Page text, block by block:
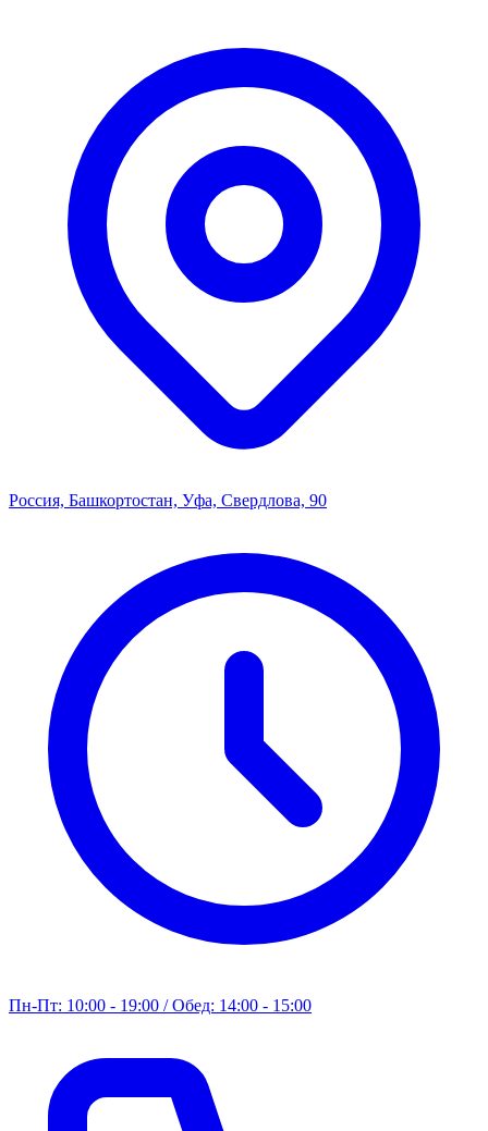
Россия, Башкортостан, Уфа, Свердлова, 90
Пн-Пт: 10:00 - 19:00 / Обед: 14:00 - 15:00